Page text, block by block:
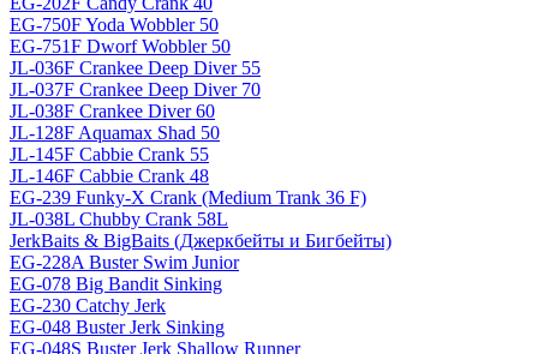
EG-750F Yoda Wobbler 50
EG-751F Dworf Wobbler 50
JL-036F Crankee Deep Diver 55
JL-037F Crankee Deep Diver 70
JL-038F Crankee Diver 60
JL-128F Aquamax Shad 50
JL-145F Cabbie Crank 55
JL-146F Cabbie Crank 48
EG-239 Funky-X Crank (Medium Trank 36 F)
JL-038L Chubby Crank 58L
JerkBaits & BigBaits (Джеркбейты и Бигбейты)
EG-228A Buster Swim Junior
EG-078 Big Bandit Sinking
EG-230 Catchy Jerk
EG-048 Buster Jerk Sinking
EG-048S Buster Jerk Shallow Runner